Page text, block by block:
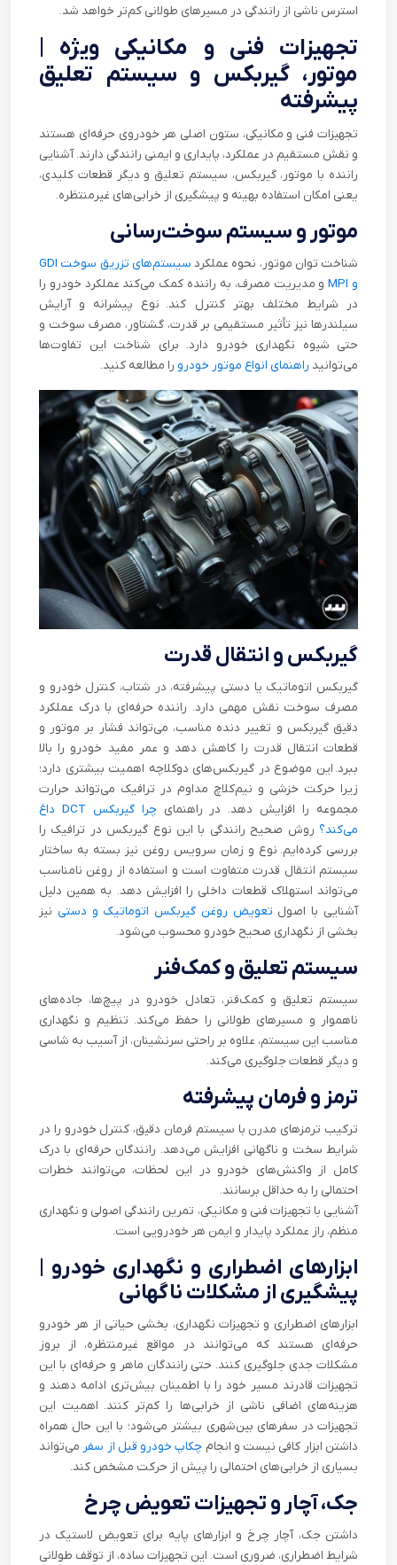
استرس ناشی از رانندگی در مسیرهای طولانی کم‌تر خواهد شد.
تجهیزات فنی و مکانیکی ویژه |
موتور، گیربکس و سیستم تعلیق
پیشرفته
تجهیزات فنی و مکانیکی، ستون اصلی هر خودروی حرفه‌ای هستند
و نقش مستقیم در عملکرد، پایداری و ایمنی رانندگی دارند. آشنایی
راننده با موتور، گیربکس، سیستم تعلیق و دیگر قطعات کلیدی،
یعنی امکان استفاده بهینه و پیشگیری از خرابی‌های غیرمنتظره.
موتور و سیستم سوخت‌رسانی
شناخت توان موتور، نحوه عملکرد
سیستم‌های تزریق سوخت GDI
و MPI
و مدیریت مصرف، به راننده کمک می‌کند عملکرد خودرو را
در شرایط مختلف بهتر کنترل کند. نوع پیشرانه و آرایش
سیلندرها نیز تأثیر مستقیمی بر قدرت، گشتاور، مصرف سوخت و
حتی شیوه نگهداری خودرو دارد. برای شناخت این تفاوت‌ها
می‌توانید راهنمای انواع موتور خودرو را مطالعه کنید.
گیربکس و انتقال قدرت
گیربکس اتوماتیک یا دستی پیشرفته، در شتاب، کنترل خودرو و
مصرف سوخت نقش مهمی دارد. راننده حرفه‌ای با درک عملکرد
دقیق گیربکس و تغییر دنده مناسب، می‌تواند فشار بر موتور و
قطعات انتقال قدرت را کاهش دهد و عمر مفید خودرو را بالا
ببرد. این موضوع در گیربکس‌های دوکلاچه اهمیت بیشتری دارد؛
زیرا حرکت خزشی و نیم‌کلاچ مداوم در ترافیک می‌تواند حرارت
مجموعه را افزایش دهد. در راهنمای
چرا گیربکس DCT داغ
می‌کند؟ روش صحیح رانندگی با این نوع گیربکس در ترافیک را
بررسی کرده‌ایم. نوع و زمان سرویس روغن نیز بسته به ساختار
سیستم انتقال قدرت متفاوت است و استفاده از روغن نامناسب
می‌تواند استهلاک قطعات داخلی را افزایش دهد. به همین دلیل
آشنایی با اصول تعویض روغن گیربکس اتوماتیک و دستی نیز
بخشی از نگهداری صحیح خودرو محسوب می‌شود.
سیستم تعلیق و کمک‌فنر
سیستم تعلیق و کمک‌فنر، تعادل خودرو در پیچ‌ها، جاده‌های
ناهموار و مسیرهای طولانی را حفظ می‌کند. تنظیم و نگهداری
مناسب این سیستم، علاوه بر راحتی سرنشینان، از آسیب به شاسی
و دیگر قطعات جلوگیری می‌کند.
ترمز و فرمان پیشرفته
ترکیب ترمزهای مدرن با سیستم فرمان دقیق، کنترل خودرو را در
شرایط سخت و ناگهانی افزایش می‌دهد. رانندگان حرفه‌ای با درک
کامل از واکنش‌های خودرو در این لحظات، می‌توانند خطرات
احتمالی را به حداقل برسانند.
آشنایی با تجهیزات فنی و مکانیکی، تمرین رانندگی اصولی و نگهداری
منظم، راز عملکرد پایدار و ایمن هر خودرویی است.
ابزارهای اضطراری و نگهداری خودرو |
پیشگیری از مشکلات ناگهانی
ابزارهای اضطراری و تجهیزات نگهداری، بخشی حیاتی از هر خودرو
حرفه‌ای هستند که می‌توانند در مواقع غیرمنتظره، از بروز
مشکلات جدی جلوگیری کنند. حتی رانندگان ماهر و حرفه‌ای با این
تجهیزات قادرند مسیر خود را با اطمینان بیش‌تری ادامه دهند و
هزینه‌های اضافی ناشی از خرابی‌ها را کم‌تر کنند. اهمیت این
تجهیزات در سفرهای بین‌شهری بیشتر می‌شود؛ با این حال همراه
داشتن ابزار کافی نیست و انجام چکاپ خودرو قبل از سفر می‌تواند
بسیاری از خرابی‌های احتمالی را پیش از حرکت مشخص کند.
جک، آچار و تجهیزات تعویض چرخ
داشتن جک، آچار چرخ و ابزارهای پایه برای تعویض لاستیک در
شرایط اضطراری، ضروری است. این تجهیزات ساده، از توقف طولانی